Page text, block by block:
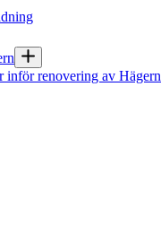
inför renovering av Hägern